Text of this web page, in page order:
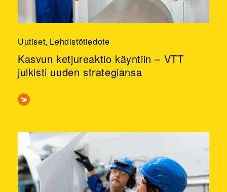
Uutiset, Lehdistötiedote
Kasvun ketjureaktio käyntiin – VTT
julkisti uuden strategiansa